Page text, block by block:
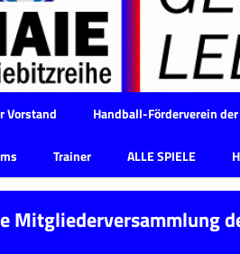
Vorstand Handball-Förderverein
Trainer ALLE SPIELE
Mitgliederversammlung